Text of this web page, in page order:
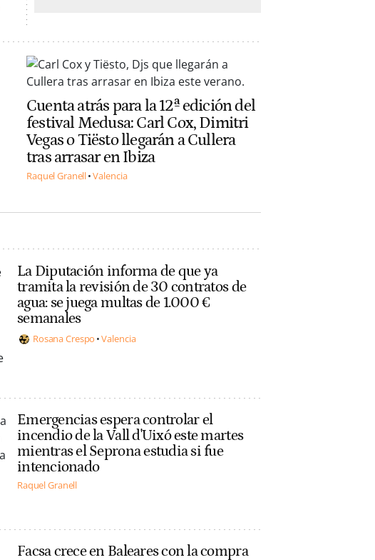
Cuenta atrás para la 12ª edición del
festival Medusa: Carl Cox, Dimitri
Vegas o Tiësto llegarán a Cullera
tras arrasar en Ibiza
Raquel Granell Valencia
La Diputación informa de que ya
tramita la revisión de 30 contratos de
agua: se juega multas de 1.000 €
semanales
Rosana Crespo Valencia
Emergencias espera controlar el
incendio de la Vall d'Uixó este martes
mientras el Seprona estudia si fue
intencionado
Raquel Granell
Facsa crece en Baleares con la compra